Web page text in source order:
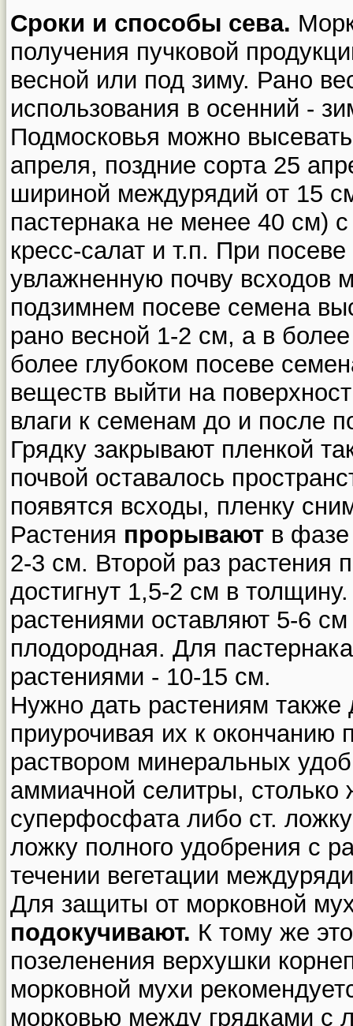
Сроки и способы сева.
получения пучковой
весной или под зиму. Рано
использования в осенний -
Подмосковья можно
апреля, поздние сорта 25
шириной междурядий от 15
пастернака не менее 40 см)
кресс-салат и т.п. При
увлажненную почву всходов
подзимнем посеве семена
рано весной 1-2 см, а в
более глубоком посеве
веществ выйти на
влаги к семенам до и после
Грядку закрывают пленкой
почвой оставалось
появятся всходы, пленку
Растения прорывают в фазе
2-3 см. Второй раз растения
достигнут 1,5-2 см в
растениями оставляют 5-6
плодородная. Для
растениями - 10-15 см.
Нужно дать растениям
приурочивая их к
раствором минеральных
аммиачной селитры, столько
суперфосфата либо ст.
ложку полного удобрения с
течении вегетации
Для защиты от морковной
подокучивают. К тому же
позеленения верхушки
морковной мухи
морковью между грядками с